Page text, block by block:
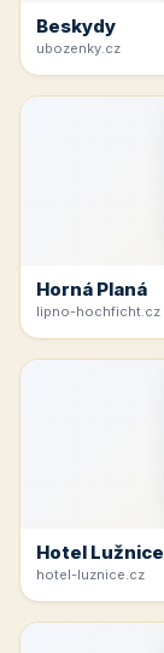
Beskydy
ubozenky.cz
Horná Planá
lipno-hochficht.cz
Hotel Lužnice
hotel-luznice.cz